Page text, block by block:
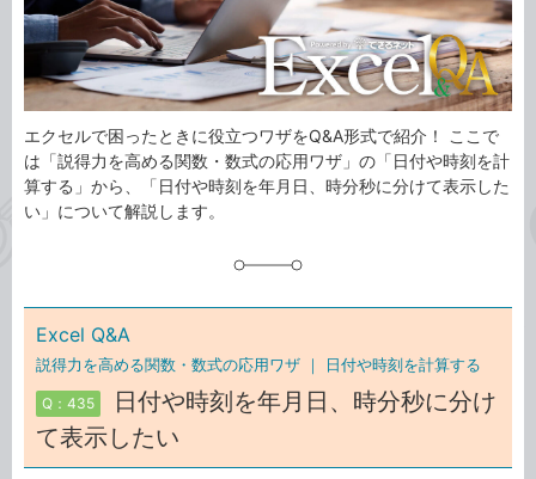
エクセルで困ったときに役立つワザをQ&A形式で紹介！ ここで
は「説得力を高める関数・数式の応用ワザ」の「日付や時刻を計
算する」から、「日付や時刻を年月日、時分秒に分けて表示した
い」について解説します。
Excel Q&A
説得力を高める関数・数式の応用ワザ ｜ 日付や時刻を計算する
Q：435
日付や時刻を年月日、時分秒に分け
て表示したい